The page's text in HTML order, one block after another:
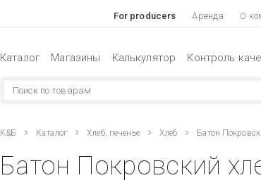
For producers Аренда О
Каталог Магазины Калькулятор Контроль
К&Б Каталог Хлеб, печенье Хлеб Батон
Батон Покровский